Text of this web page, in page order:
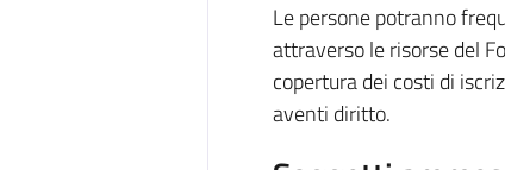
Le persone potranno
attraverso le risorse del
copertura dei costi di
aventi diritto.